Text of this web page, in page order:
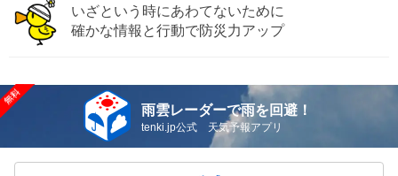
いざという時にあわてないために
確かな情報と行動で防災力アップ
雨雲レーダーで雨を回避！
tenki.jp公式 天気予報アプリ